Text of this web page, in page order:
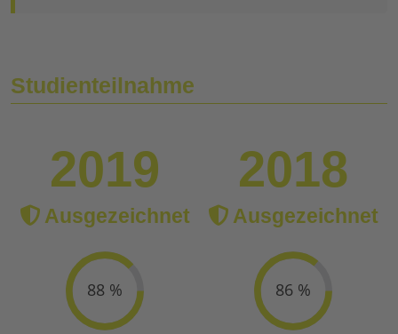
Studienteilnahme
2019
Ausgezeichnet
88 %
2018
Ausgezeichnet
86 %